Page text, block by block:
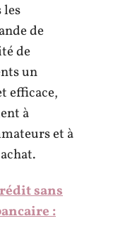
les
de
de
un
efficace,
à
et à
sans
: